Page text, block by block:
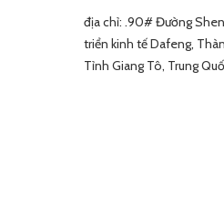
địa chỉ: .90# Đường
triển kinh tế Dafeng,
Tỉnh Giang Tô, Trung